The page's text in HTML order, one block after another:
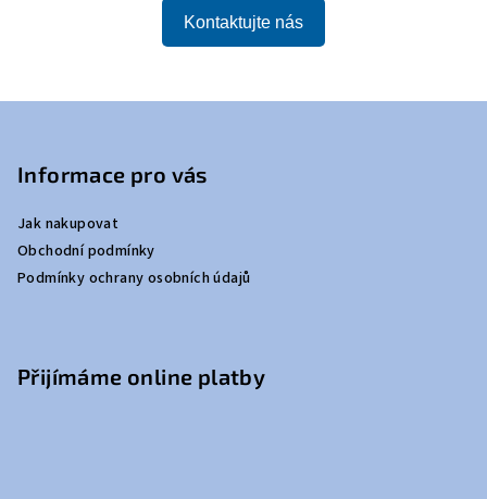
Kontaktujte nás
Informace pro vás
Jak nakupovat
Obchodní podmínky
Podmínky ochrany osobních údajů
Přijímáme online platby